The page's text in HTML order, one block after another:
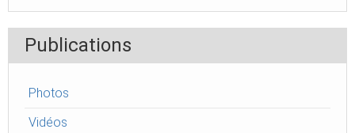
Publications
Photos
Vidéos